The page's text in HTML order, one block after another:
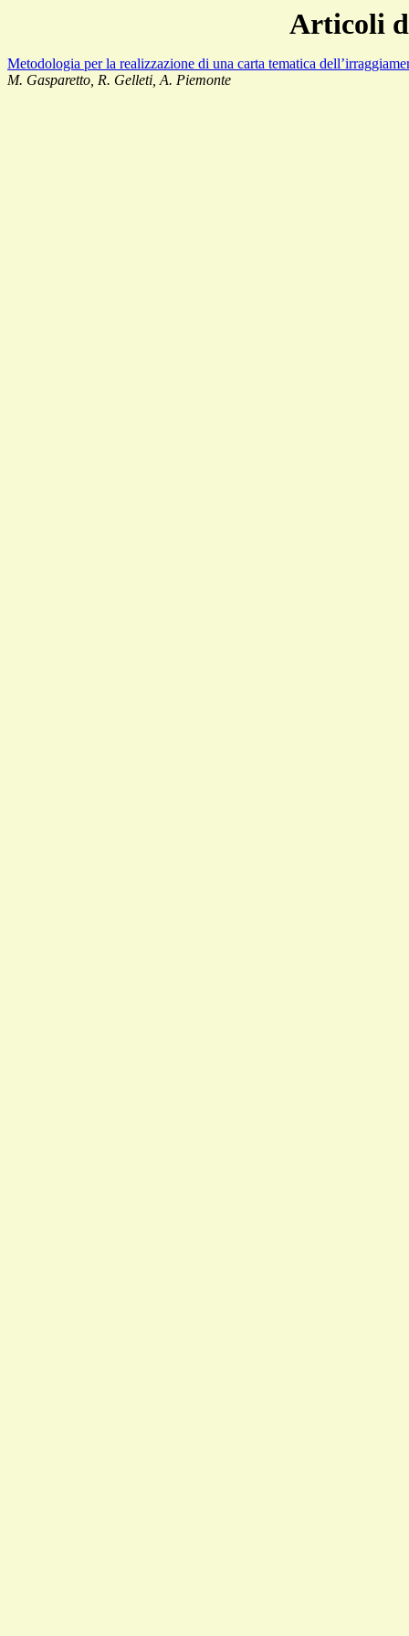
Articoli
Metodologia per la realizzazione di una carta tematica
M. Gasparetto, R. Gelleti, A. Piemonte